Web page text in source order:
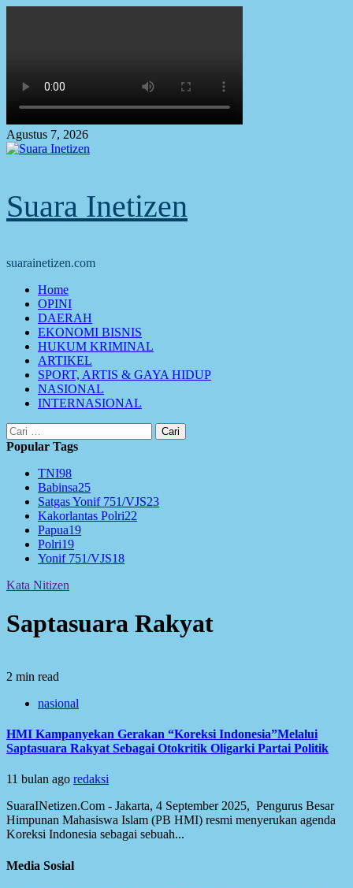
Agustus 7, 2026
Suara Inetizen
suarainetizen.com
Primary
Menu
Home
OPINI
DAERAH
EKONOMI BISNIS
HUKUM KRIMINAL
ARTIKEL
SPORT, ARTIS & GAYA HIDUP
NASIONAL
INTERNASIONAL
Cari
untuk:
Popular Tags
TNI98
Babinsa25
Satgas Yonif 751/VJS23
Kakorlantas Polri22
Papua19
Polri19
Yonif 751/VJS18
Kata Nitizen
Saptasuara Rakyat
2 min read
nasional
HMI Kampanyekan Gerakan “Koreksi Indonesia”Melalui
Saptasuara Rakyat Sebagai Otokritik Oligarki Partai Politik
11 bulan ago redaksi
SuaraINetizen.Com - Jakarta, 4 September 2025, Pengurus Besar
Himpunan Mahasiswa Islam (PB HMI) resmi menyerukan agenda
Koreksi Indonesia sebagai sebuah...
Media Sosial